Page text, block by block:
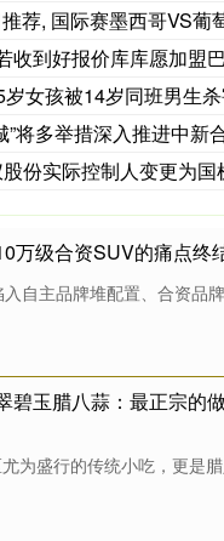
荐, 国际赛墨西哥VS葡
到好报价库库愿加盟巴萨,
被14岁同班男生杀害，生前
”将多举措深入推进中新
份实际控制人变更为国
万级合资SUV的痛点终
自主品牌堆配置、合资品
碧玉腊八蒜：最正宗的
为盛行的传统小吃，更是